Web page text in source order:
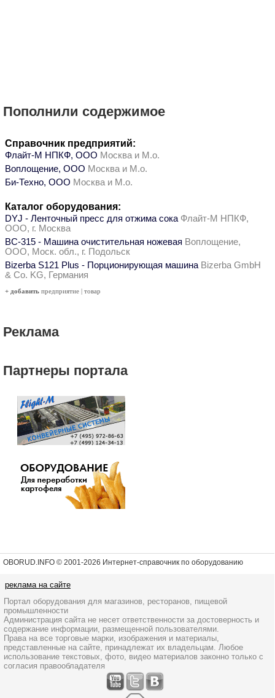
Пополнили содержимое
Справочник предприятий:
Флайт-М НПКФ, ООО Москва и М.о.
Воплощение, ООО Москва и М.о.
Би-Техно, ООО Москва и М.о.
Каталог оборудования:
DYJ - Ленточный пресс для отжима сока Флайт-М НПКФ,
ООО, г. Москва
ВС-315 - Машина очистительная ножевая Воплощение,
ООО, Моск. обл., г. Подольск
Bizerba S121 Plus - Порционирующая машина Bizerba GmbH
& Co. KG, Германия
+ добавить предприятие | товар
Реклама
Партнеры портала
OBORUD.INFO © 2001-2026 Интернет-справочник по оборудованию
реклама на сайте
Портал оборудования для магазинов, ресторанов, пищевой
промышленности
Администрация сайта не несет ответственности за достоверность и
содержание информации, размещенной пользователями.
Права на все торговые марки, изображения и материалы,
представленные на сайте, принадлежат их владельцам. Любое
использование текстовых, фото, видео материалов законно только с
согласия правообладателя